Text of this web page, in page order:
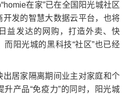
在家”已在全国阳光城社区
发的智慧大数据云平台，也将
益发达的网购，打造外卖、快
阳光城的黑科技“社区”也已经
居家隔离期间业主对家庭和个
产品“免疫力”的同时，阳光城